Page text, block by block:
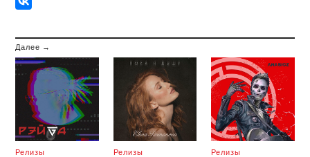
Далее →
Релизы Релизы Релизы